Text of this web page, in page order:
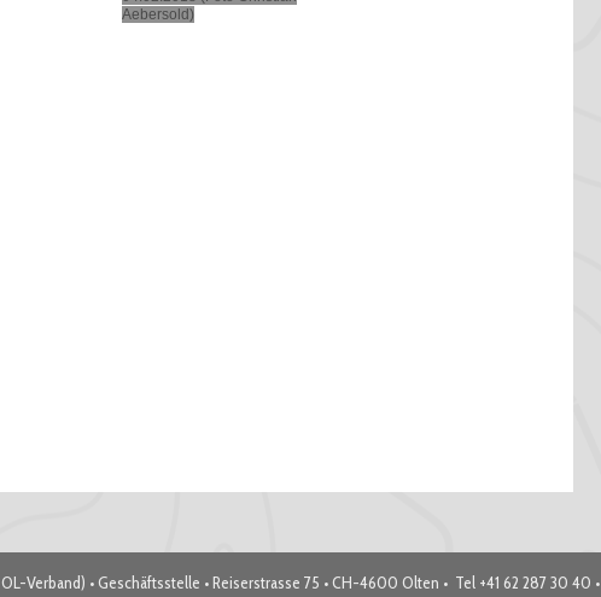
Aebersold)
Verband) • Geschäftsstelle • Reiserstrasse 75 • CH-4600 Olten • Tel +41 62 287 30 40 •